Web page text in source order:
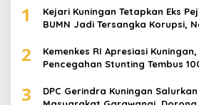
1
Kejari Kuningan Tetapkan Eks
BUMN Jadi Tersangka Korupsi,
2
Kemenkes RI Apresiasi
Pencegahan Stunting Tembus
3
DPC Gerindra Kuningan